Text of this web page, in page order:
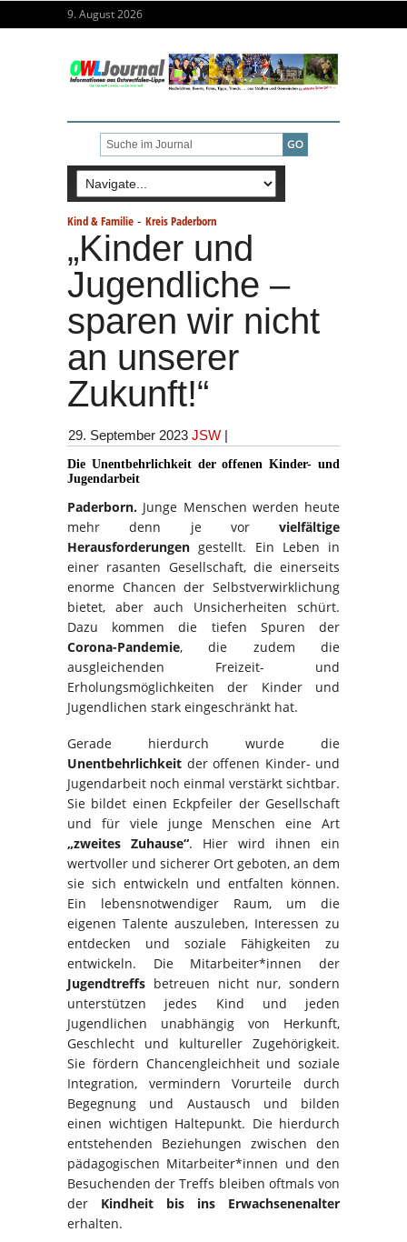
9. August 2026
Kind & Familie - Kreis Paderborn
„Kinder und
Jugendliche –
sparen wir nicht
an unserer
Zukunft!“
29. September 2023 JSW |
Die Unentbehrlichkeit der offenen Kinder- und
Jugendarbeit
Paderborn. Junge Menschen werden heute
mehr denn je vor vielfältige
Herausforderungen gestellt. Ein Leben in
einer rasanten Gesellschaft, die einerseits
enorme Chancen der Selbstverwirklichung
bietet, aber auch Unsicherheiten schürt.
Dazu kommen die tiefen Spuren der
Corona-Pandemie, die zudem die
ausgleichenden Freizeit- und
Erholungsmöglichkeiten der Kinder und
Jugendlichen stark eingeschränkt hat.
Gerade hierdurch wurde die
Unentbehrlichkeit der offenen Kinder- und
Jugendarbeit noch einmal verstärkt sichtbar.
Sie bildet einen Eckpfeiler der Gesellschaft
und für viele junge Menschen eine Art
„zweites Zuhause“. Hier wird ihnen ein
wertvoller und sicherer Ort geboten, an dem
sie sich entwickeln und entfalten können.
Ein lebensnotwendiger Raum, um die
eigenen Talente auszuleben, Interessen zu
entdecken und soziale Fähigkeiten zu
entwickeln. Die Mitarbeiter*innen der
Jugendtreffs betreuen nicht nur, sondern
unterstützen jedes Kind und jeden
Jugendlichen unabhängig von Herkunft,
Geschlecht und kultureller Zugehörigkeit.
Sie fördern Chancengleichheit und soziale
Integration, vermindern Vorurteile durch
Begegnung und Austausch und bilden
einen wichtigen Haltepunkt. Die hierdurch
entstehenden Beziehungen zwischen den
pädagogischen Mitarbeiter*innen und den
Besuchenden der Treffs bleiben oftmals von
der Kindheit bis ins Erwachsenenalter
erhalten.